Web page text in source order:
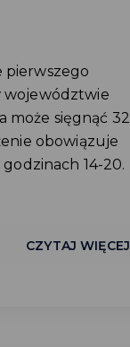
pierwszego
województwie
może sięgnąć 32
obowiązuje
14-20.
CZYTAJ WIĘCEJ